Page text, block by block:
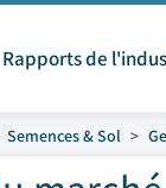
Rapports de
Semences & Sol